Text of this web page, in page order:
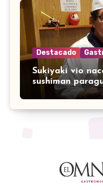
Destacado
Sukiyaki vio
sushiman